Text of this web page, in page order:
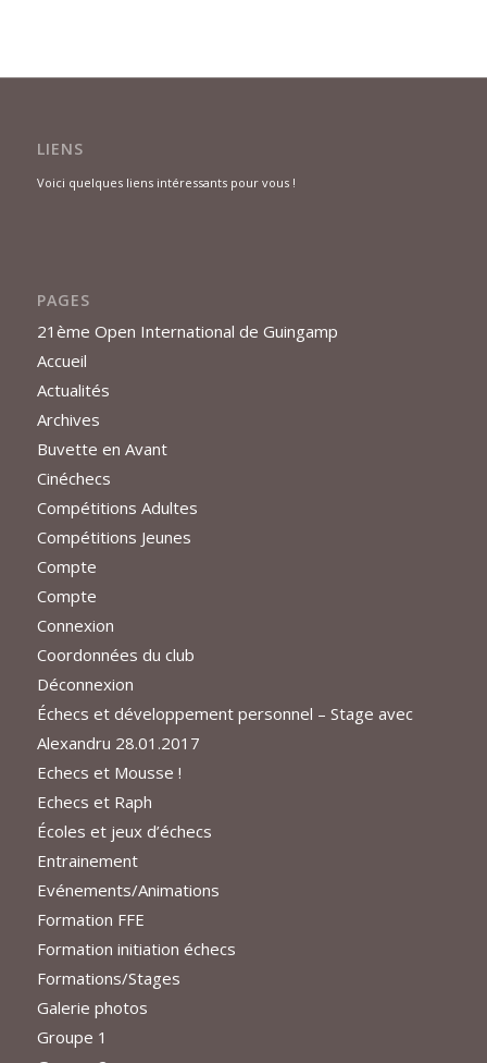
LIENS
Voici quelques liens intéressants pour vous !
PAGES
21ème Open International de Guingamp
Accueil
Actualités
Archives
Buvette en Avant
Cinéchecs
Compétitions Adultes
Compétitions Jeunes
Compte
Compte
Connexion
Coordonnées du club
Déconnexion
Échecs et développement personnel – Stage avec
Alexandru 28.01.2017
Echecs et Mousse !
Echecs et Raph
Écoles et jeux d’échecs
Entrainement
Evénements/Animations
Formation FFE
Formation initiation échecs
Formations/Stages
Galerie photos
Groupe 1